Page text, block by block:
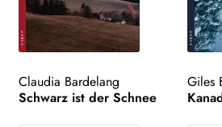
Claudia Bardelang
Schwarz ist der Schnee
Giles